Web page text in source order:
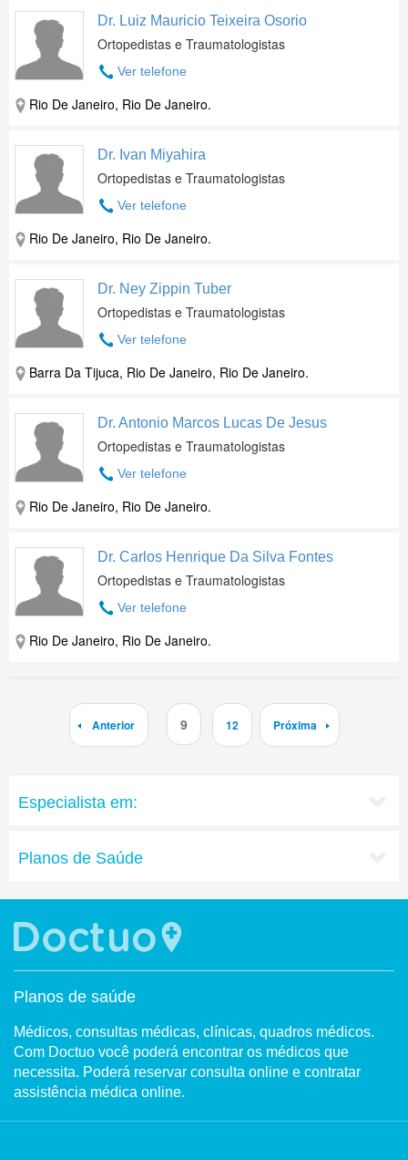
Dr. Luiz Mauricio Teixeira Osorio
Ortopedistas e Traumatologistas
Ver telefone
Rio De Janeiro, Rio De Janeiro.
Dr. Ivan Miyahira
Ortopedistas e Traumatologistas
Ver telefone
Rio De Janeiro, Rio De Janeiro.
Dr. Ney Zippin Tuber
Ortopedistas e Traumatologistas
Ver telefone
Barra Da Tijuca, Rio De Janeiro, Rio De Janeiro.
Dr. Antonio Marcos Lucas De Jesus
Ortopedistas e Traumatologistas
Ver telefone
Rio De Janeiro, Rio De Janeiro.
Dr. Carlos Henrique Da Silva Fontes
Ortopedistas e Traumatologistas
Ver telefone
Rio De Janeiro, Rio De Janeiro.
Anterior 9 12 Próxima
Especialista em:
Planos de Saúde
Planos de saúde
Médicos, consultas médicas, clínicas, quadros médicos.
Com Doctuo você poderá encontrar os médicos que
necessita. Poderá reservar consulta online e contratar
assistência médica online.